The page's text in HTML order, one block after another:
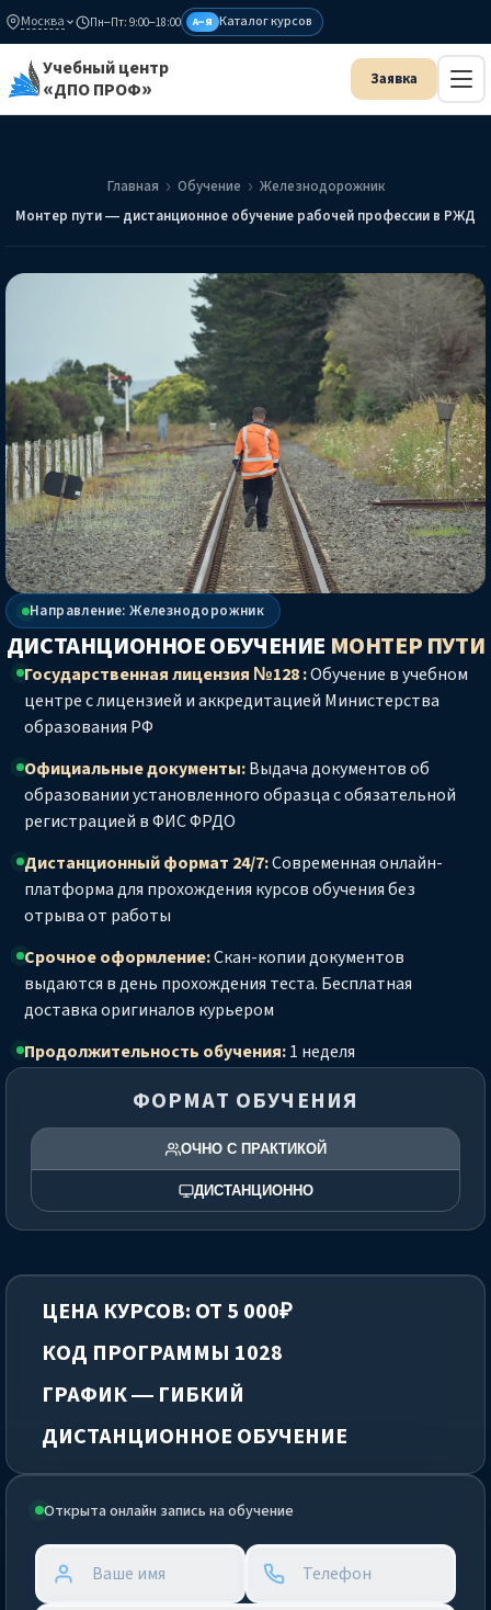
Москва Пн–Пт: 9:00–18:00 А–Я Каталог курсов
Учебный центр
«ДПО ПРОФ»
Главная Обучение
Железнодорожник
Монтер пути — дистанционное обучение рабочей профессии в РЖД
Направление: Железнодорожник
ДИСТАНЦИОННОЕ ОБУЧЕНИЕ МОНТЕР ПУТИ
Государственная лицензия №128 :Обучение в учебном
центре с лицензией и аккредитацией Министерства
образования РФ
Официальные документы:Выдача документов об
образовании установленного образца с обязательной
регистрацией в ФИС ФРДО
Дистанционный формат 24/7:Современная онлайн-
платформа для прохождения курсов обучения без
отрыва от работы
Срочное оформление:Скан-копии документов
выдаются в день прохождения теста. Бесплатная
доставка оригиналов курьером
Продолжительность обучения:1 неделя
Открыта онлайн запись на обучение
ФОРМАТ ОБУЧЕНИЯ
ОЧНО С ПРАКТИКОЙ
ДИСТАНЦИОННО
ЦЕНА КУРСОВ: ОТ 5 000₽
КОД ПРОГРАММЫ 1028
ГРАФИК — ГИБКИЙ
ДИСТАНЦИОННОЕ ОБУЧЕНИЕ